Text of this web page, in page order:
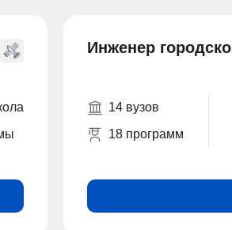
Инженер
14 вузов
18 программ